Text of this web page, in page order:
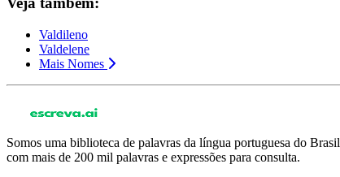
Valdileno
Valdelene
Mais Nomes
Somos uma biblioteca de palavras da língua portuguesa do Brasil
com mais de 200 mil palavras e expressões para consulta.